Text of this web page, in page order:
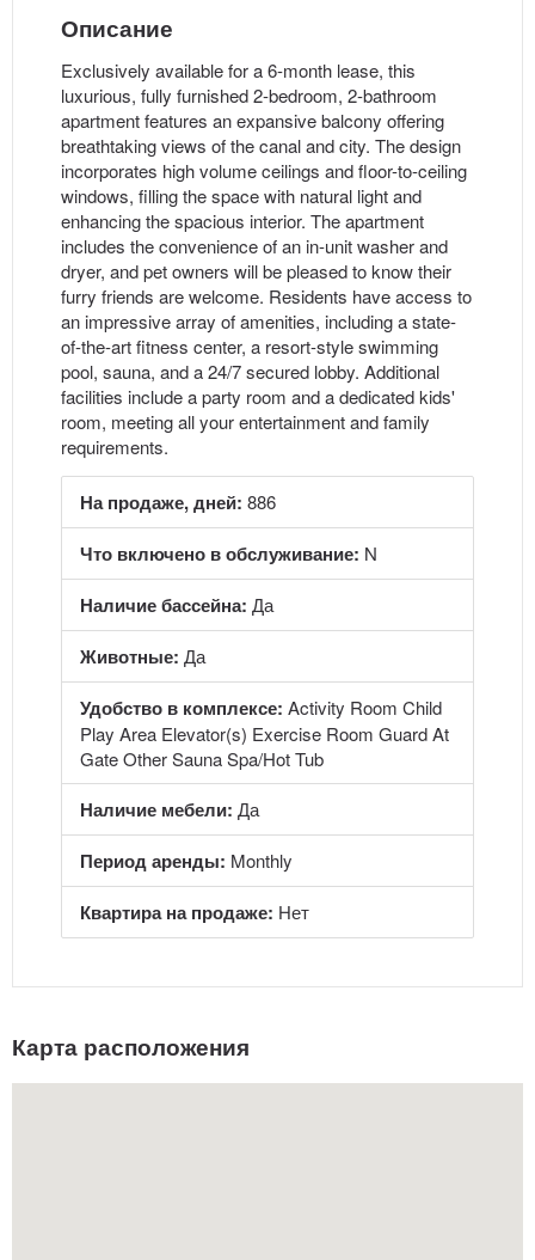
Описание
Exclusively available for a 6-month lease, this
luxurious, fully furnished 2-bedroom, 2-bathroom
apartment features an expansive balcony offering
breathtaking views of the canal and city. The design
incorporates high volume ceilings and floor-to-ceiling
windows, filling the space with natural light and
enhancing the spacious interior. The apartment
includes the convenience of an in-unit washer and
dryer, and pet owners will be pleased to know their
furry friends are welcome. Residents have access to
an impressive array of amenities, including a state-
of-the-art fitness center, a resort-style swimming
pool, sauna, and a 24/7 secured lobby. Additional
facilities include a party room and a dedicated kids'
room, meeting all your entertainment and family
requirements.
На продаже, дней: 886
Что включено в обслуживание: N
Наличие бассейна: Да
Животные: Да
Удобство в комплексе: Activity Room Child
Play Area Elevator(s) Exercise Room Guard At
Gate Other Sauna Spa/Hot Tub
Наличие мебели: Да
Период аренды: Monthly
Квартира на продаже: Нет
Карта расположения